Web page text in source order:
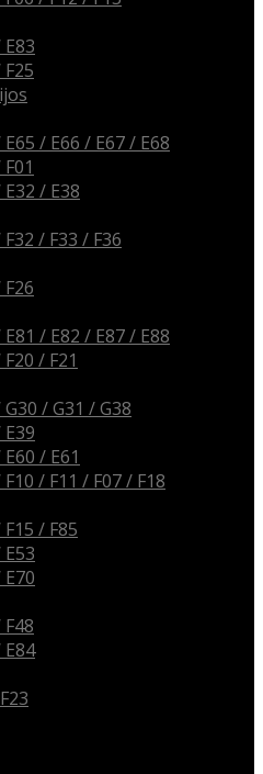
/ E66 / E67 / E68
/ E38
/ F33 / F36
/ E82 / E87 / E88
/ F21
/ G31 / G38
/ E61
/ F11 / F07 / F18
/ F85